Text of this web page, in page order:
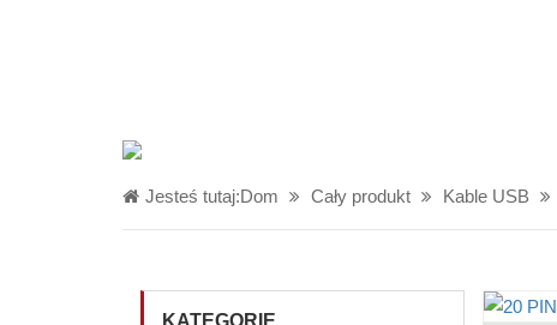
Jesteś tutaj:Dom Cały produkt Kable USB
KATEGORIE